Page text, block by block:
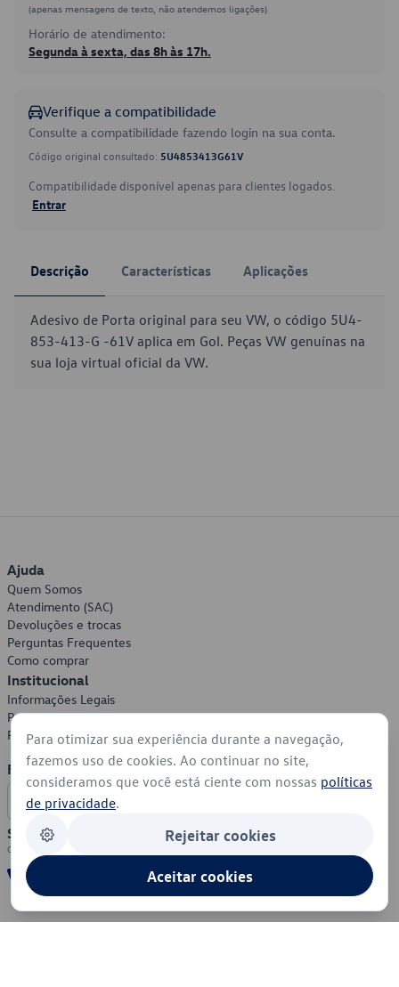
(apenas mensagens de texto, não atendemos ligações)
Horário de atendimento:
Segunda à sexta, das 8h às 17h.
Verifique a compatibilidade
Consulte a compatibilidade fazendo login na sua conta.
Código original consultado: 5U4853413G61V
Compatibilidade disponível apenas para clientes logados.
Entrar
Descrição Características Aplicações
Adesivo de Porta original para seu VW, o código 5U4-
853-413-G -61V aplica em Gol. Peças VW genuínas na
sua loja virtual oficial da VW.
Ajuda
Quem Somos
Atendimento (SAC)
Devoluções e trocas
Perguntas Frequentes
Como comprar
Institucional
Informações Legais
Política de Privacidade
Política de Cookies
Formas de Pagamento
Segurança
Para otimizar sua experiência durante a navegação,
fazemos uso de cookies. Ao continuar no site,
consideramos que você está ciente com nossas políticas
de privacidade.
Rejeitar cookies
Aceitar cookies